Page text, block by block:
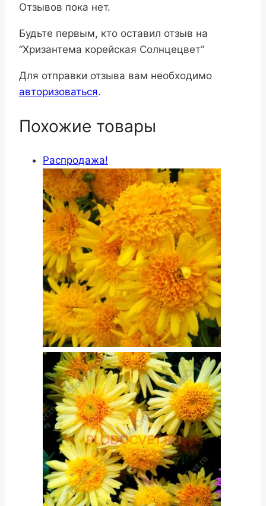
Отзывов пока нет.
Будьте первым, кто оставил отзыв на
“Хризантема корейская Солнцецвет”
Для отправки отзыва вам необходимо
авторизоваться.
Похожие товары
Распродажа!